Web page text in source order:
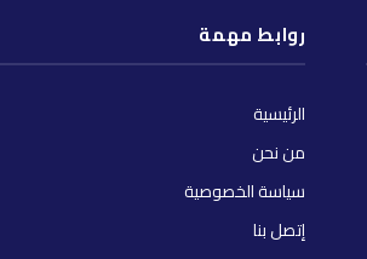
روابط مهمة
الرئيسية
من نحن
سياسة الخصوصية
إتصل بنا